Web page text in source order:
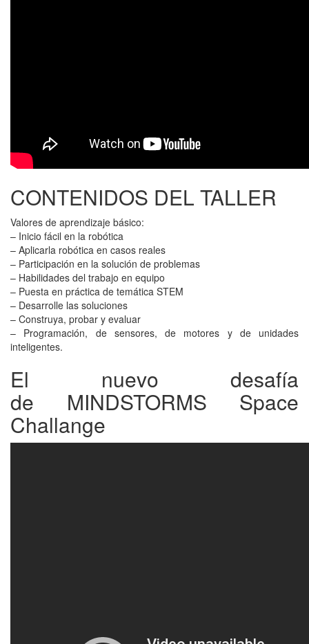
CONTENIDOS DEL TALLER
Valores de aprendizaje básico:
– Inicio fácil en la robótica
– Aplicarla robótica en casos reales
– Participación en la solución de problemas
– Habilidades del trabajo en equipo
– Puesta en práctica de temática STEM
– Desarrolle las soluciones
– Construya, probar y evaluar
– Programación, de sensores, de motores y de unidades
inteligentes.
El nuevo desafía
de MINDSTORMS Space
Challange